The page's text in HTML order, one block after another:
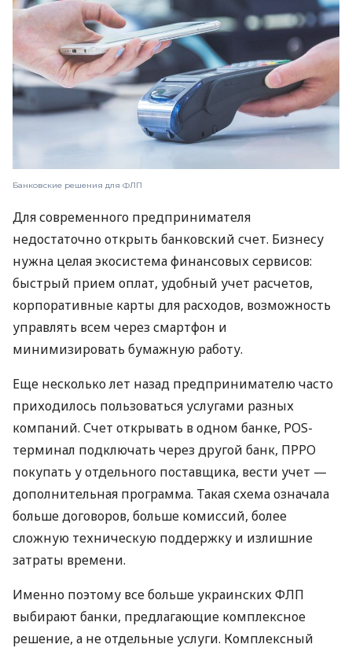
Банковские решения для ФЛП
Для современного предпринимателя
недостаточно открыть банковский счет. Бизнесу
нужна целая экосистема финансовых сервисов:
быстрый прием оплат, удобный учет расчетов,
корпоративные карты для расходов, возможность
управлять всем через смартфон и
минимизировать бумажную работу.
Еще несколько лет назад предпринимателю часто
приходилось пользоваться услугами разных
компаний. Счет открывать в одном банке, POS-
терминал подключать через другой банк, ПРРО
покупать у отдельного поставщика, вести учет —
дополнительная программа. Такая схема означала
больше договоров, больше комиссий, более
сложную техническую поддержку и излишние
затраты времени.
Именно поэтому все больше украинских ФЛП
выбирают банки, предлагающие комплексное
решение, а не отдельные услуги. Комплексный